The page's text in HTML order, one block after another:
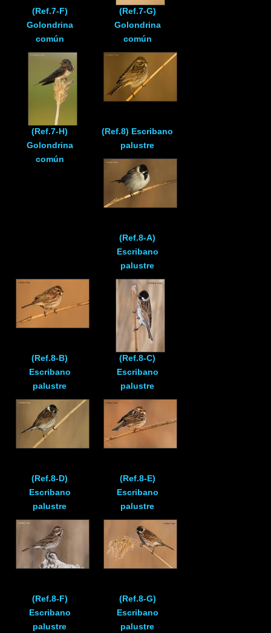
(Ref.7-F)
Golondrina
común
(Ref.7-G)
Golondrina
común
(Ref.7-H)
Golondrina
común
(Ref.8) Escribano
palustre
(Ref.8-A)
Escribano
palustre
(Ref.8-B)
Escribano
palustre
(Ref.8-C)
Escribano
palustre
(Ref.8-D)
Escribano
palustre
(Ref.8-E)
Escribano
palustre
(Ref.8-F)
Escribano
palustre
(Ref.8-G)
Escribano
palustre